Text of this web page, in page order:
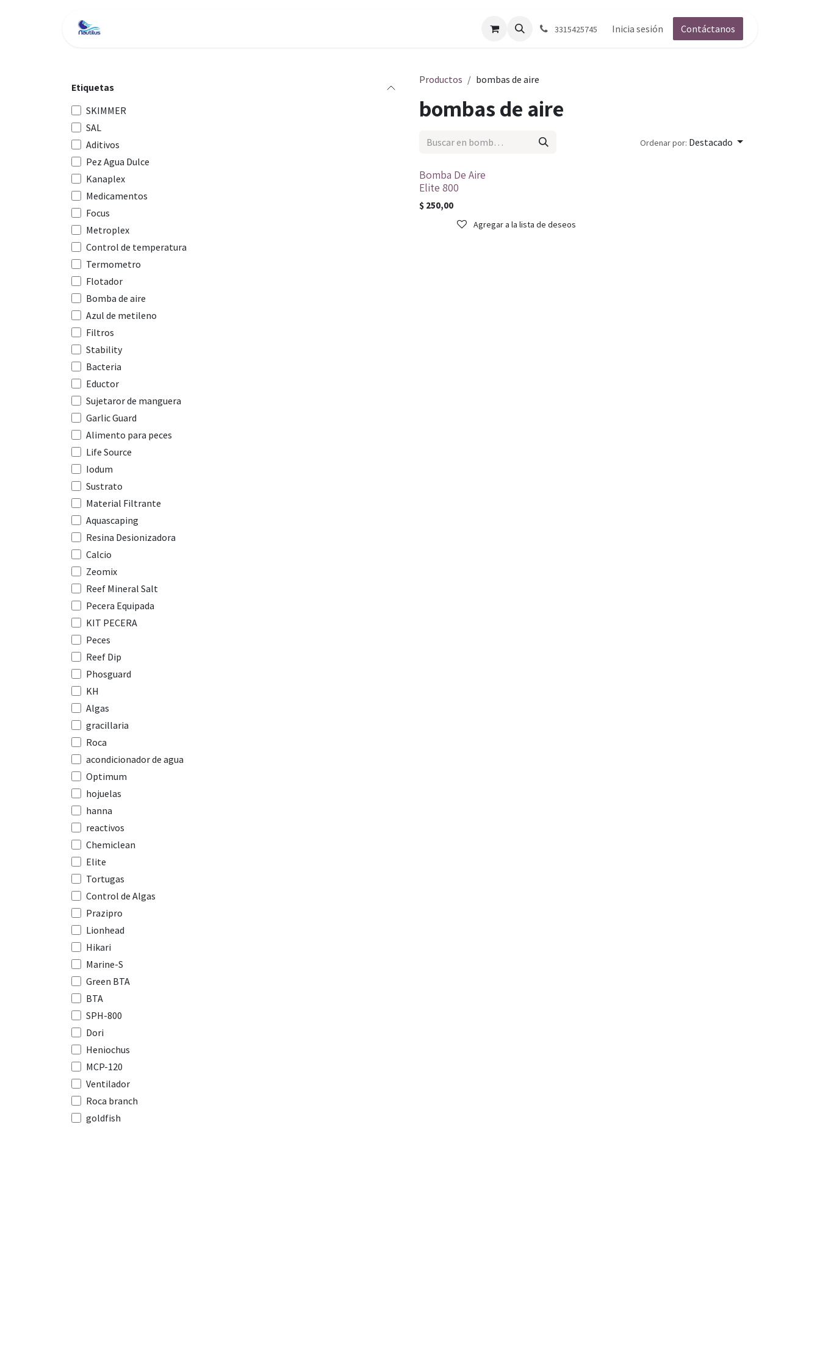
Solicitar cotizacion Blog Contáctenos
3315425745 Inicia sesión Contáctanos
Etiquetas
SKIMMER
SAL
Aditivos
Pez Agua Dulce
Kanaplex
Medicamentos
Focus
Metroplex
Control de temperatura
Termometro
Flotador
Bomba de aire
Azul de metileno
Filtros
Stability
Bacteria
Eductor
Sujetaror de manguera
Garlic Guard
Alimento para peces
Life Source
Iodum
Sustrato
Material Filtrante
Aquascaping
Resina Desionizadora
Calcio
Zeomix
Reef Mineral Salt
Pecera Equipada
KIT PECERA
Peces
Reef Dip
Phosguard
KH
Algas
gracillaria
Roca
acondicionador de agua
Optimum
hojuelas
hanna
reactivos
Chemiclean
Elite
Tortugas
Control de Algas
Prazipro
Lionhead
Hikari
Marine-S
Green BTA
BTA
SPH-800
Dori
Heniochus
MCP-120
Ventilador
Roca branch
goldfish
Productos bombas de aire
bombas de aire
Ordenar por: Destacado
Bomba De Aire
Elite 800
$ 250,00
Agregar a la lista de deseos